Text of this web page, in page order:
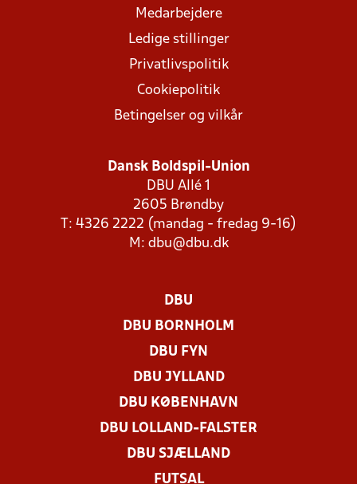
Medarbejdere
Ledige stillinger
Privatlivspolitik
Cookiepolitik
Betingelser og vilkår
Dansk Boldspil-Union
DBU Allé 1
2605 Brøndby
T: 4326 2222 (mandag - fredag 9-16)
M: dbu@dbu.dk
DBU
DBU BORNHOLM
DBU FYN
DBU JYLLAND
DBU KØBENHAVN
DBU LOLLAND-FALSTER
DBU SJÆLLAND
FUTSAL